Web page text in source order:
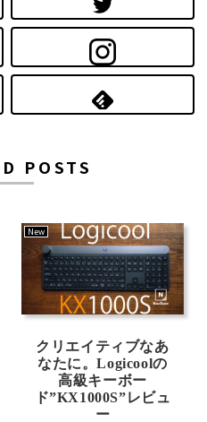
POSTS
New
クリエイティブなあ
なたに。Logicoolの
高級キーボー
ド”KX1000S”レビュ
ー